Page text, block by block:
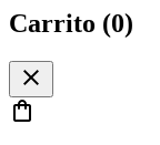
Carrito (0)
close
shopping_bag